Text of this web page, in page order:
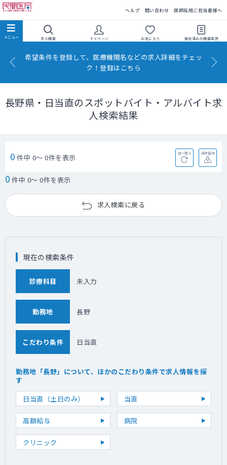
ヘルプ 問い合わせ 医師採用ご担当者様へ
求人検索 マイページ お気に入り 保存済みの検索条件
希望条件を登録して、医療機関名などの求人詳細をチェッ
ク！登録はこちら
長野県・日当直のスポットバイト・アルバイト求
人検索結果
0 件中 0～ 0件を表示 並べ替え 条件保存
0 件中 0～ 0件を表示
求人検索に戻る
現在の検索条件
診療科目 未入力
勤務地 長野
こだわり条件 日当直
勤務地「長野」について、ほかのこだわり条件で求人情報を探
す
日当直（土日のみ）
当直
高額給与 病院
クリニック